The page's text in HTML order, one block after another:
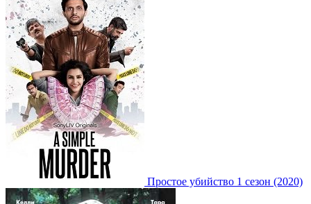
Простое убийство 1 сезон (2020)